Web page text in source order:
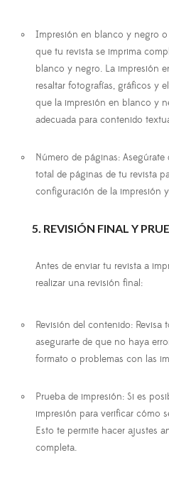
Impresión en blanco y negro
que tu revista se imprima
blanco y negro. La impresión
resaltar fotografías, gráficos y
que la impresión en blanco y
adecuada para contenido
Número de páginas:
total de páginas de tu revista
configuración de la impresión
5. REVISIÓN FINAL Y
Antes de enviar tu revista a
realizar una revisión final:
Revisión del contenido: Revisa
asegurarte de que no haya
formato o problemas con las
Prueba de impresión: Si es
impresión para verificar cómo
Esto te permite hacer ajustes
completa.